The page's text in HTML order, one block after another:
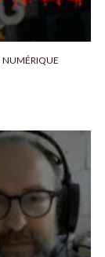
NUMÉRIQUE